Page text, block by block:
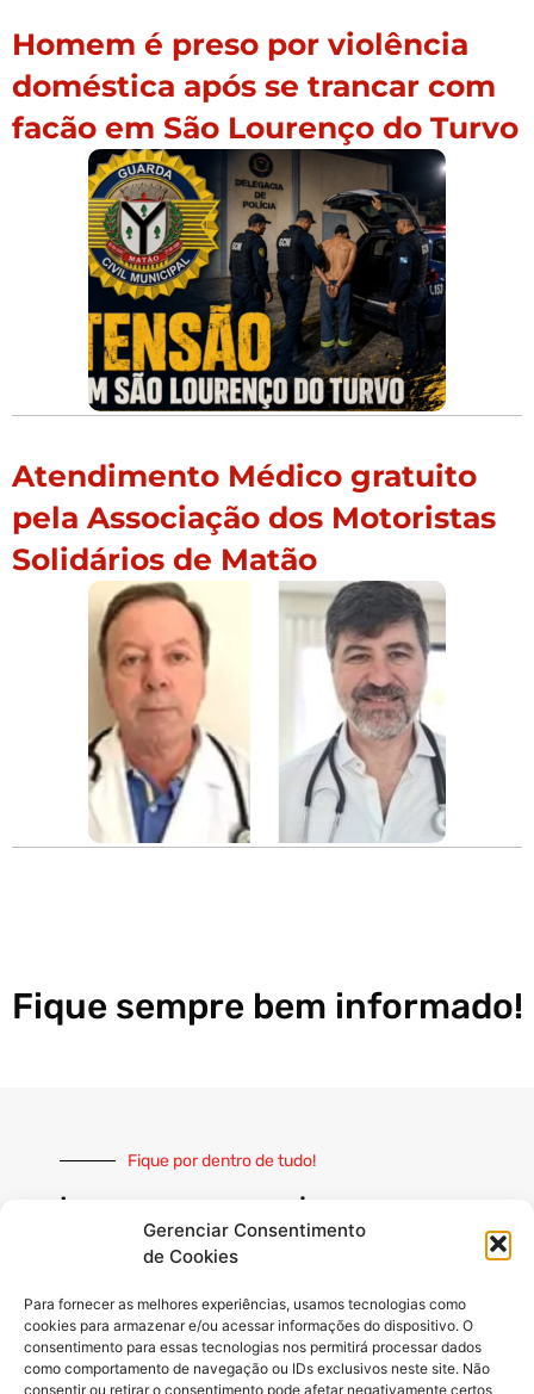
Gerenciar Consentimento
de Cookies
Para fornecer as melhores experiências, usamos tecnologias como
cookies para armazenar e/ou acessar informações do dispositivo. O
consentimento para essas tecnologias nos permitirá processar dados
como comportamento de navegação ou IDs exclusivos neste site. Não
consentir ou retirar o consentimento pode afetar negativamente certos
Homem é preso por violência
doméstica após se trancar com
facão em São Lourenço do Turvo
Atendimento Médico gratuito
pela Associação dos Motoristas
Solidários de Matão
Fique sempre bem informado!
Fique por dentro de tudo!
Inscreva-se e receba nossas
notícias sempre atualizadas
INSCREVER